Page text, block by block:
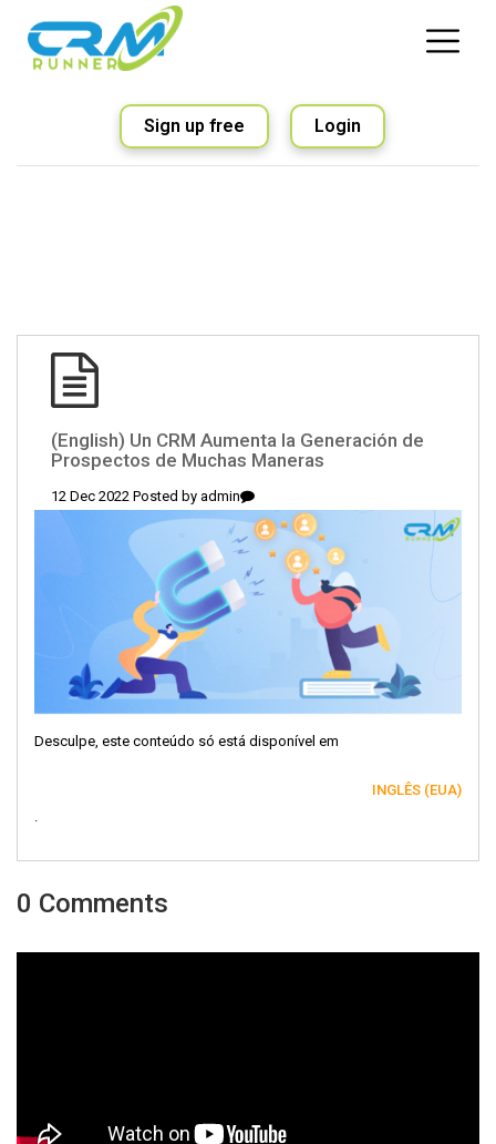
Sign up free Login
(English) Un CRM Aumenta la Generación de
Prospectos de Muchas Maneras
12 Dec 2022 Posted by admin
Desculpe, este conteúdo só está disponível em
INGLÊS (EUA)
.
0 Comments